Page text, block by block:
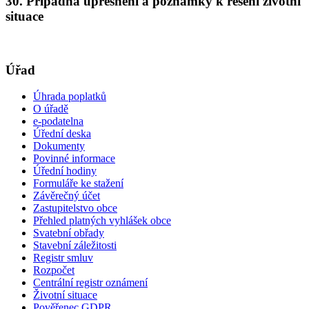
situace
Úřad
Úhrada poplatků
O úřadě
e-podatelna
Úřední deska
Dokumenty
Povinné informace
Úřední hodiny
Formuláře ke stažení
Závěrečný účet
Zastupitelstvo obce
Přehled platných vyhlášek obce
Svatební obřady
Stavební záležitosti
Registr smluv
Rozpočet
Centrální registr oznámení
Životní situace